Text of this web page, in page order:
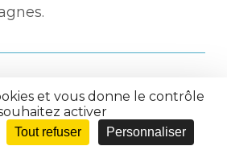
et vous donne le contrôle
activer
Tout refuser Personnaliser
Communauté de
d’Azur en partenariat